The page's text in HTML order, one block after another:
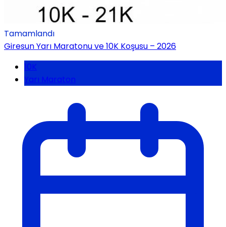
Tamamlandı
Giresun Yarı Maratonu ve 10K Koşusu – 2026
10K
Yarı Maraton